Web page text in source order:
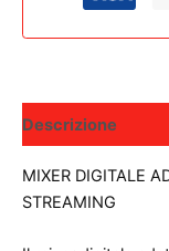
Descrizione
MIXER DIGITALE
STREAMING